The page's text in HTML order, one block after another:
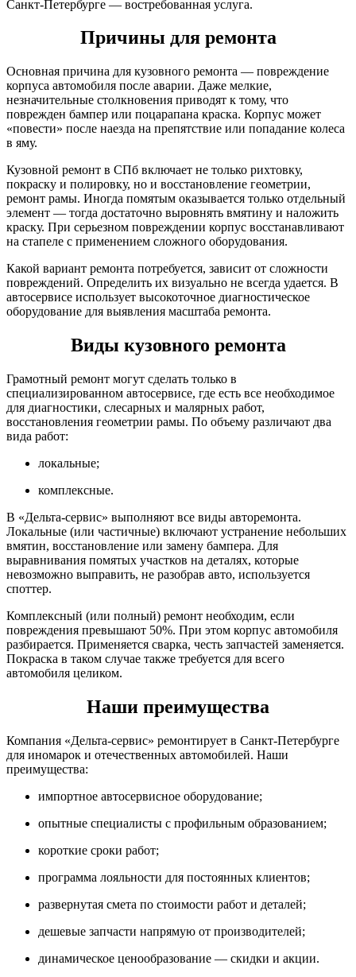
Санкт-Петербурге — востребованная услуга.
Причины для ремонта
Основная причина для кузовного ремонта — повреждение
корпуса автомобиля после аварии. Даже мелкие,
незначительные столкновения приводят к тому, что
поврежден бампер или поцарапана краска. Корпус может
«повести» после наезда на препятствие или попадание колеса
в яму.
Кузовной ремонт в СПб включает не только рихтовку,
покраску и полировку, но и восстановление геометрии,
ремонт рамы. Иногда помятым оказывается только отдельный
элемент — тогда достаточно выровнять вмятину и наложить
краску. При серьезном повреждении корпус восстанавливают
на стапеле с применением сложного оборудования.
Какой вариант ремонта потребуется, зависит от сложности
повреждений. Определить их визуально не всегда удается. В
автосервисе использует высокоточное диагностическое
оборудование для выявления масштаба ремонта.
Виды кузовного ремонта
Грамотный ремонт могут сделать только в
специализированном автосервисе, где есть все необходимое
для диагностики, слесарных и малярных работ,
восстановления геометрии рамы. По объему различают два
вида работ:
локальные;
комплексные.
В «Дельта-сервис» выполняют все виды авторемонта.
Локальные (или частичные) включают устранение небольших
вмятин, восстановление или замену бампера. Для
выравнивания помятых участков на деталях, которые
невозможно выправить, не разобрав авто, используется
споттер.
Комплексный (или полный) ремонт необходим, если
повреждения превышают 50%. При этом корпус автомобиля
разбирается. Применяется сварка, честь запчастей заменяется.
Покраска в таком случае также требуется для всего
автомобиля целиком.
Наши преимущества
Компания «Дельта-сервис» ремонтирует в Санкт-Петербурге
для иномарок и отечественных автомобилей. Наши
преимущества:
импортное автосервисное оборудование;
опытные специалисты с профильным образованием;
короткие сроки работ;
программа лояльности для постоянных клиентов;
развернутая смета по стоимости работ и деталей;
дешевые запчасти напрямую от производителей;
динамическое ценообразование — скидки и акции.